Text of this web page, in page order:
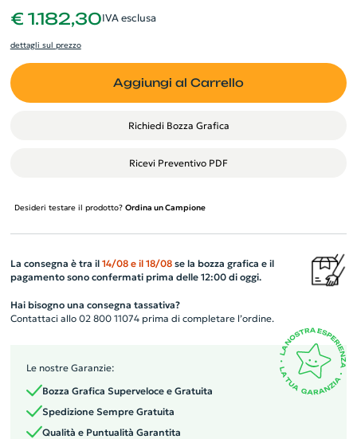
€ 1.182,30IVA esclusa
dettagli sul prezzo
Aggiungi al Carrello
Richiedi Bozza Grafica
Ricevi Preventivo PDF
Desideri testare il prodotto? Ordina un Campione
La consegna è tra il 14/08 e il 18/08se la bozza grafica e il
pagamento sono confermati prima delle 12:00 di oggi.
Hai bisogno una consegna tassativa?
Contattaci allo 02 800 11074 prima di completare l’ordine.
Le nostre Garanzie:
Bozza Grafica Superveloce e Gratuita
Spedizione Sempre Gratuita
Qualità e Puntualità Garantita